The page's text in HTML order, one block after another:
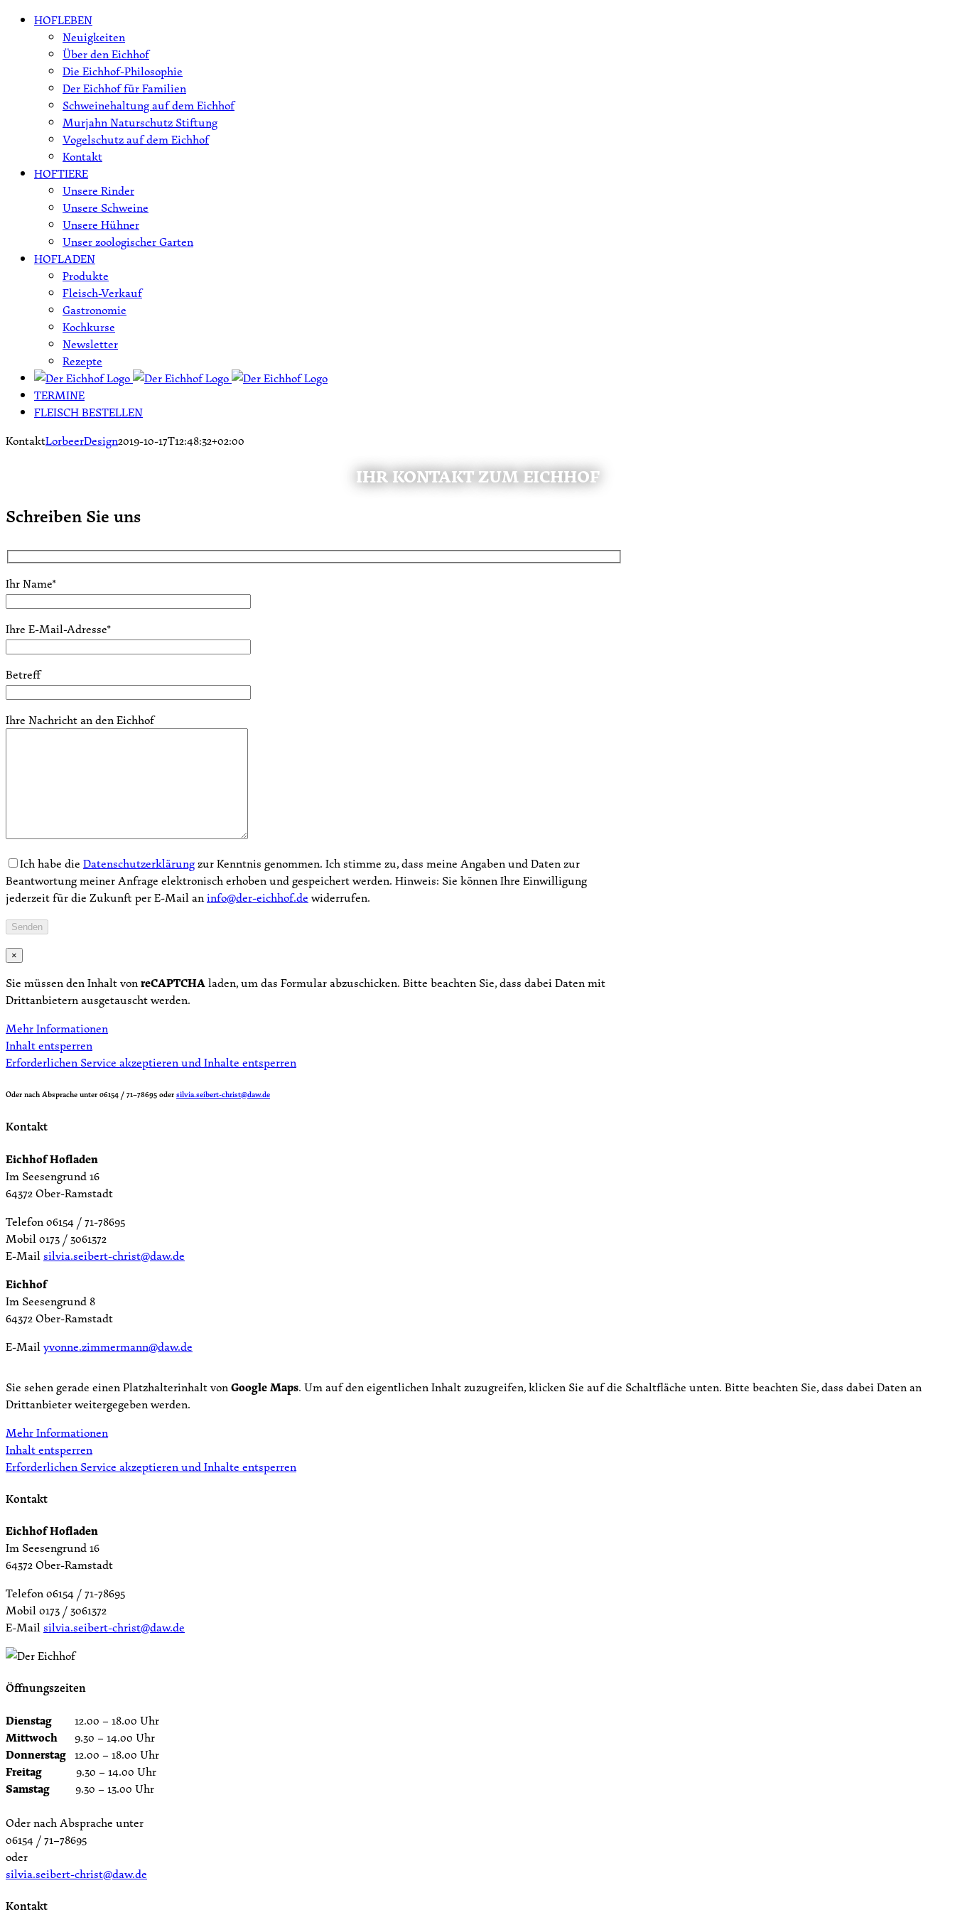
Skip HOFLEBEN
Neuigkeiten
Über den Eichhof
Die Eichhof-Philosophie
Der Eichhof für Familien
Schweinehaltung auf dem Eichhof
Murjahn Naturschutz Stiftung
Vogelschutz auf dem Eichhof
Kontakt
HOFTIERE
Unsere Rinder
Unsere Schweine
Unsere Hühner
Unser zoologischer Garten
HOFLADEN
Produkte
Fleisch-Verkauf
Gastronomie
Kochkurse
Newsletter
Rezepte
TERMINE
FLEISCH BESTELLEN
KontaktLorbeerDesign2019-10-17T12:48:32+02:00
IHR KONTAKT ZUM EICHHOF
Schreiben Sie uns
Ihr Name*
Ihre E-Mail-Adresse*
Betreff
Ihre Nachricht an den Eichhof
Ich habe die Datenschutzerklärungzur Kenntnis genommen. Ich stimme zu, dass meine Angaben und Daten zur
Beantwortung meiner Anfrage elektronisch erhoben und gespeichert werden. Hinweis: Sie können Ihre Einwilligung
jederzeit für die Zukunft per E-Mail aninfo@der-eichhof.de widerrufen.
×
Sie müssen den Inhalt vonreCAPTCHAladen, um das Formular abzuschicken. Bitte beachten Sie, dass dabei Daten mit
Drittanbietern ausgetauscht werden.
Mehr Informationen
Inhalt entsperren
Erforderlichen Service akzeptieren und Inhalte entsperren
Oder nach Absprache unter 06154 / 71–78695 odersilvia.seibert-christ@daw.de
Kontakt
Eichhof Hofladen
Im Seesengrund 16
64372 Ober-Ramstadt
Telefon 06154 / 71-78695
Mobil 0173 / 3061372
E-Mailsilvia.seibert-christ@daw.de
Eichhof
Im Seesengrund 8
64372 Ober-Ramstadt
E-Mailyvonne.zimmermann@daw.de
Sie sehen gerade einen Platzhalterinhalt vonGoogle Maps. Um auf den eigentlichen Inhalt zuzugreifen, klicken Sie auf die Schaltfläche unten. Bitte beachten Sie, dass dabei Daten an
Drittanbieter weitergegeben werden.
Mehr Informationen
Inhalt entsperren
Erforderlichen Service akzeptieren und Inhalte entsperren
Kontakt
Eichhof Hofladen
Im Seesengrund 16
64372 Ober-Ramstadt
Telefon 06154 / 71-78695
Mobil 0173 / 3061372
E-Mailsilvia.seibert-christ@daw.de
Öffnungszeiten
Dienstag 12.00 – 18.00 Uhr
Mittwoch 9.30 – 14.00 Uhr
Donnerstag 12.00 – 18.00 Uhr
Freitag 9.30 – 14.00 Uhr
Samstag 9.30 – 13.00 Uhr
Oder nach Absprache unter
06154 / 71–78695
oder
silvia.seibert-christ@daw.de
Kontakt